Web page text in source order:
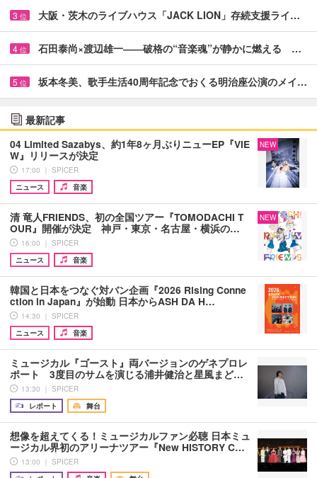
3 位 大阪・茨木のライブハウス「JACK LION」存続支援ライ…
4 位 石田泰尚×渡辺雄一――破格の“音楽魂”が静かに燃える …
5 位 坂本冬美、歌手生活40周年記念でおくる明治座公演のメイ…
最新記事
04 Limited Sazabys、約1年8ヶ月ぶりニューEP『VIE
W』リリースが決定
17:00 ｜ SPICER
ニュース
音楽
NEW
清 竜人FRIENDS、初の全国ツアー『TOMODACHI T
OUR』開催が決定 神戸・東京・名古屋・横浜の…
16:00 ｜ SPICER
ニュース
音楽
NEW
韓国と日本をつなぐ対バン企画『2026 Rising Conne
ction in Japan』が始動 日本からASH DA H…
14:30 ｜ SPICER
ニュース
音楽
ミュージカル『ゴースト』両バージョンのゲネプロレ
ポート 3度目のサムを演じる浦井健治と星風まど…
13:30 ｜ SPICER
レポート
舞台
想像を超えてくる！ミュージカルファン必聴 日本ミュ
ージカル界初のアリーナツアー『New HISTORY C…
13:00 ｜ SPICER